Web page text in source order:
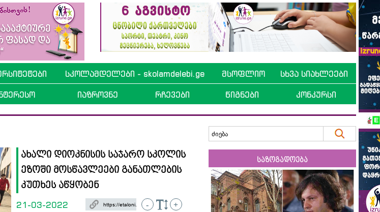
სკოლამდელები - skolamdelebi.ge მსოფლიო სხვა სიახლეები
იაზროვნე რჩევები წიგნები კონკურსი
ახალი დიოკნისის საჯარო სკოლის
ეზოში მოსწავლეები განათლების
კუთხეს აწყობენ
21-03-2022 - +
საზოგადოება